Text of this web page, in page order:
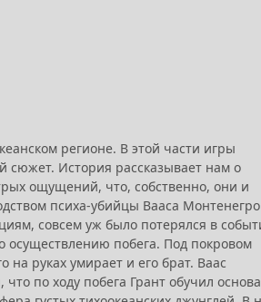
регионе. В этой части игры
сюжет. История рассказывает нам о
ощущений, что, собственно, они и
психа-убийцы Вааса
совсем уж было потерялся в
побега. Под покровом
руках умирает и его брат. Ваас
по ходу побега Грант обучил